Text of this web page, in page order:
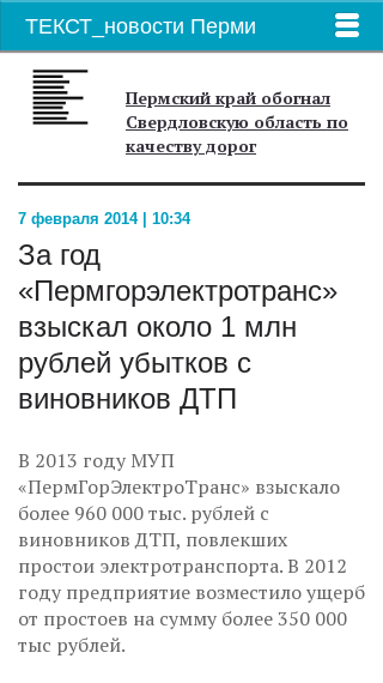
ТЕКСТ_новости Перми
Пермский край обогнал
Свердловскую область по
качеству дорог
7 февраля 2014 | 10:34
За год
«Пермгорэлектротранс»
взыскал около 1 млн
рублей убытков с
виновников ДТП
В 2013 году МУП
«ПермГорЭлектроТранс» взыскало
более 960 000 тыс. рублей с
виновников ДТП, повлекших
простои электротранспорта. В 2012
году предприятие возместило ущерб
от простоев на сумму более 350 000
тыс рублей.